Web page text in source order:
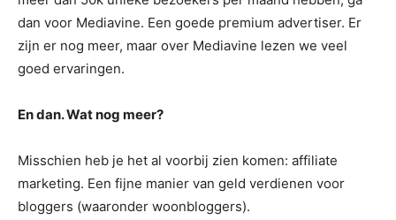
dan voor Mediavine. Een goede premium advertiser. Er
zijn er nog meer, maar over Mediavine lezen we veel
goed ervaringen.
En dan. Wat nog meer?
Misschien heb je het al voorbij zien komen: affiliate
marketing. Een fijne manier van geld verdienen voor
bloggers (waaronder woonbloggers).